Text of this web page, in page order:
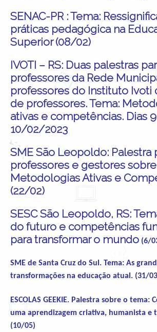
SENAC-PR : Tema:
práticas pedagógica na
Superior (08/02)
IVOTI – RS: Duas palestras
professores da Rede
professores do Instituto Ivoti
de professores. Tema:
ativas e competências. Dias
10/02/2023
SME São Leopoldo: Palestra
professores e gestores sobre
Metodologias Ativas e
(22/02)
SESC São Leopoldo, RS:
do futuro e competências
para transformar o mundo (6/
SME de Santa Cruz do Sul. Tema: As
transformações na educação atual. (31/
ESCOLAS GEEKIE. Palestra sobre o tema:
uma aprendizagem criativa, humanista e
(10/05)